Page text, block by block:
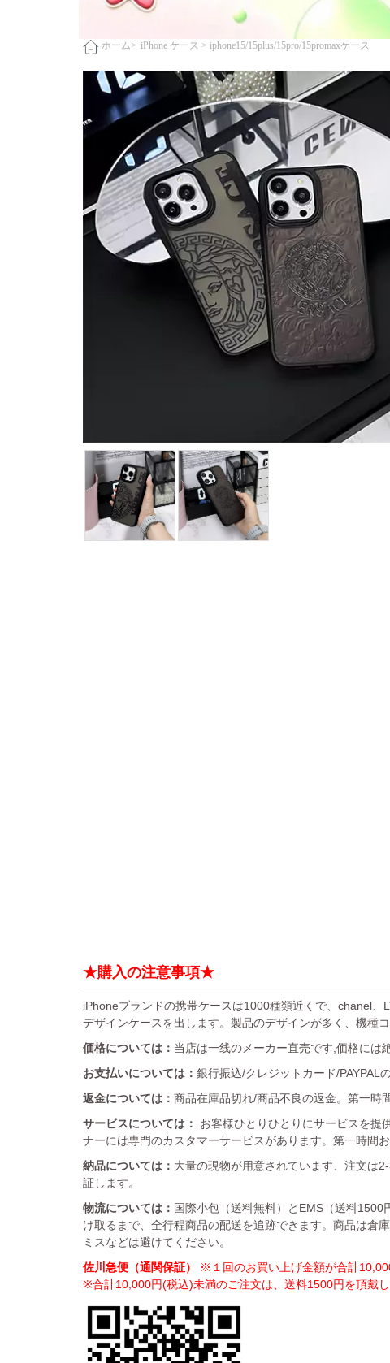
ホーム> iPhone ケース > iphone15/15plus/15pro/15promaxケース
★購入の注意事項★
iPhoneブランドの携帯ケースは1000種類近くで、chanel
デザインケースを出します。製品のデザインが多く、機種
価格については： 当店は一线のメーカー直売です,価格には
お支払いについては： 銀行振込/クレジットカード/PAYPAL
返金については： 商品在庫品切れ/商品不良の返金。第一時
サービスについては：
お客様ひとりひとりにサービスを提
ナーには専門のカスタマーサービスがあります。第一時間
納品については： 大量の現物が用意されています、注文は
証します。
物流については： 国際小包（送料無料）とEMS（送料
け取るまで、全行程商品の配送を追跡できます。商品は倉
ミスなどは避けてください。
佐川急便（通関保証）
※１回のお買い上げ金額が合計
※合計10,000円(税込)未満のご注文は、送料1500円を頂戴し